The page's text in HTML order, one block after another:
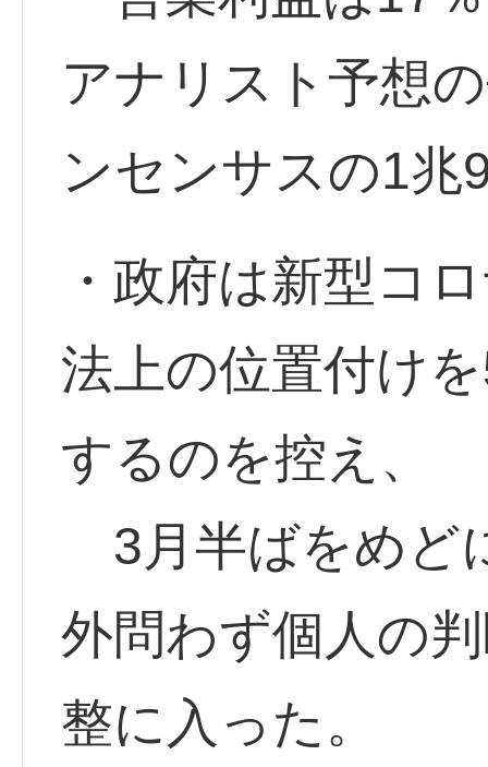
アナリスト予想
ンセンサスの1兆
・政府は新型コ
法上の位置付け
するのを控え、
3月半ばをめど
外問わず個人の
整に入った。